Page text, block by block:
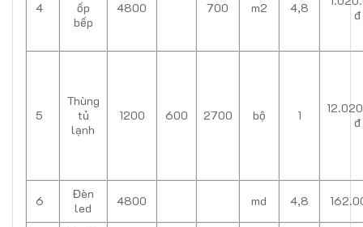
4
ốp
bếp
4800 700 m2 4,8
đ
5
Thùng
tủ
lạnh
1200 600 2700 bộ 1
đ
6
Đèn
led
4800 md 4,8